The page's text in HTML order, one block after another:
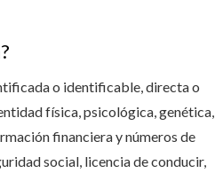
o identificable, directa o
física, psicológica, genética,
financiera y números de
social, licencia de conducir,